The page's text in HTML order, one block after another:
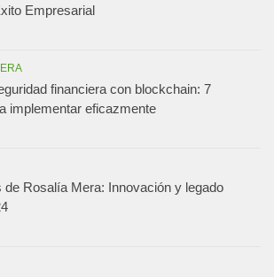
Empresarial
financiera con blockchain: 7
implementar eficazmente
Rosalía Mera: Innovación y legado